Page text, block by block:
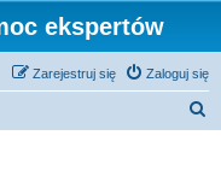
ekspertów
Zaloguj się
Zarejestruj się